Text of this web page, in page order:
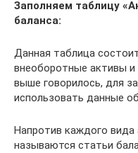
Заполняем таблицу
баланса:
Данная таблица
внеоборотные активы
выше говорилось, для
использовать данные
Напротив каждого вида
называются статьи